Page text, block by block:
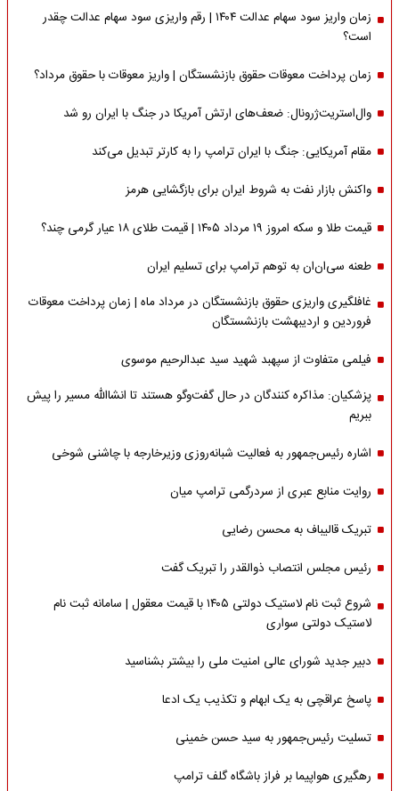
زمان واریز سود سهام عدالت ۱۴۰۴ | رقم واریزی سود سهام عدالت چقدر
است؟
زمان پرداخت معوقات حقوق بازنشستگان | واریز معوقات با حقوق مرداد؟
وال‌استریت‌ژرونال: ضعف‌های ارتش آمریکا در جنگ با ایران رو شد
مقام آمریکایی: جنگ با ایران ترامپ را به کارتر تبدیل می‌کند
واکنش بازار نفت به شروط ایران برای بازگشایی هرمز
قیمت طلا و سکه امروز ۱۹ مرداد ۱۴۰۵ | قیمت طلای ۱۸ عیار گرمی چند؟
طعنه سی‌ان‌ان به توهم ترامپ برای تسلیم ایران
غافلگیری واریزی حقوق بازنشستگان در مرداد ماه | زمان پرداخت معوقات
فروردین و اردیبهشت بازنشستگان
فیلمی متفاوت از سپهبد شهید سید عبدالرحیم موسوی
پزشکیان: مذاکره کنندگان در حال گفت‌وگو هستند تا انشاالله مسیر را پیش
ببریم
اشاره‌ رئیس‌جمهور به فعالیت شبانه‌روزی وزیر‌خارجه با چاشنی شوخی
روایت منابع عبری از سردرگمی ترامپ میان
تبریک قالیباف به محسن رضایی
رئیس مجلس انتصاب ذوالقدر را تبریک گفت
شروع ثبت نام لاستیک دولتی ۱۴۰۵ با قیمت معقول | سامانه ثبت نام
لاستیک دولتی سواری
دبیر جدید شورای عالی امنیت ملی را بیشتر بشناسید
پاسخ عراقچی به یک ابهام و تکذیب یک ادعا
تسلیت رئیس‌جمهور به سید حسن خمینی
رهگیری هواپیما بر فراز باشگاه گلف ترامپ